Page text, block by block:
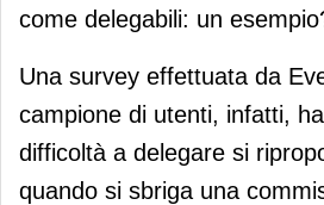
come delegabili: un
Una survey effettuata da
campione di utenti, infatti,
difficoltà a delegare si
quando si sbriga una